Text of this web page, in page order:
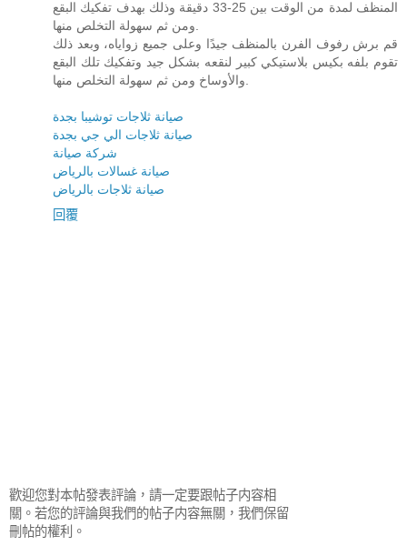
المنظف لمدة من الوقت بين 25-33 دقيقة وذلك بهدف تفكيك البقع
قم برش رفوف الفرن بالمنظف جيدًا وعلى جميع زواياه، وبعد ذلك
تقوم بلفه بكيس بلاستيكي كبير لنقعه بشكل جيد وتفكيك تلك البقع
صيانة ثلاجات توشيبا بجدة
صيانة ثلاجات الي جي بجدة
شركة صيانة
صيانة غسالات بالرياض
صيانة ثلاجات بالرياض
回覆
歡迎您對本帖發表評論，請一定要跟帖子内容相
關。若您的評論與我們的帖子内容無關，我們保留
刪帖的權利。